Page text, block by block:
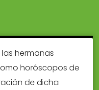
hermanas
horóscopos de
de dicha